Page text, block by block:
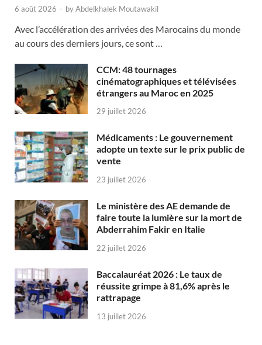
6 août 2026 - byAbdelkhalek Moutawakil
Avec l’accélération des arrivées des Marocains du monde
au cours des derniers jours, ce sont …
CCM: 48 tournages
cinématographiques et télévisées
étrangers au Maroc en 2025
29 juillet 2026
Médicaments : Le gouvernement
adopte un texte sur le prix public de
vente
23 juillet 2026
Le ministère des AE demande de
faire toute la lumière sur la mort de
Abderrahim Fakir en Italie
22 juillet 2026
Baccalauréat 2026 : Le taux de
réussite grimpe à 81,6% après le
rattrapage
13 juillet 2026